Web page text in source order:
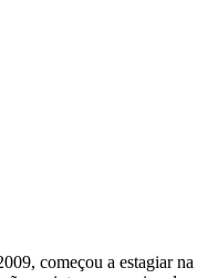
começou a estagiar na